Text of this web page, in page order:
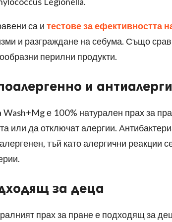
са и тестове за ефективността
и разграждане на себума. Също
перилни продукти.
и
Wash+Mgе 100% натурален прах за
или да отключат алергии.
тъй като алергични реакции
за деца
прах за пране е подходящ за